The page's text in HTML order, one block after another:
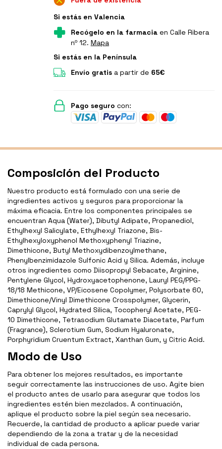
Si estás en Valencia
Recógelo en la farmaciaen Calle Ribera
nº 12. Mapa
Si estás en la Península
Envío gratisa partir de 65€
Pago seguro con:
Composición del Producto
Nuestro producto está formulado con una serie de
ingredientes activos y seguros para proporcionar la
máxima eficacia. Entre los componentes principales se
encuentran Aqua (Water), Dibutyl Adipate, Propanediol,
Ethylhexyl Salicylate, Ethylhexyl Triazone, Bis-
Ethylhexyloxyphenol Methoxyphenyl Triazine,
Dimethicone, Butyl Methoxydibenzoylmethane,
Phenylbenzimidazole Sulfonic Acid y Silica. Además, incluye
otros ingredientes como Diisopropyl Sebacate, Arginine,
Pentylene Glycol, Hydroxyacetophenone, Lauryl PEG/PPG-
18/18 Methicone, VP/Eicosene Copolymer, Polysorbate 60,
Dimethicone/Vinyl Dimethicone Crosspolymer, Glycerin,
Caprylyl Glycol, Hydrated Silica, Tocopheryl Acetate, PEG-
10 Dimethicone, Tetrasodium Glutamate Diacetate, Parfum
(Fragrance), Sclerotium Gum, Sodium Hyaluronate,
Porphyridium Cruentum Extract, Xanthan Gum, y Citric Acid.
Modo de Uso
Para obtener los mejores resultados, es importante
seguir correctamente las instrucciones de uso. Agite bien
el producto antes de usarlo para asegurar que todos los
ingredientes estén bien mezclados. A continuación,
aplique el producto sobre la piel según sea necesario.
Recuerde, la cantidad de producto a aplicar puede variar
dependiendo de la zona a tratar y de la necesidad
individual de cada persona.